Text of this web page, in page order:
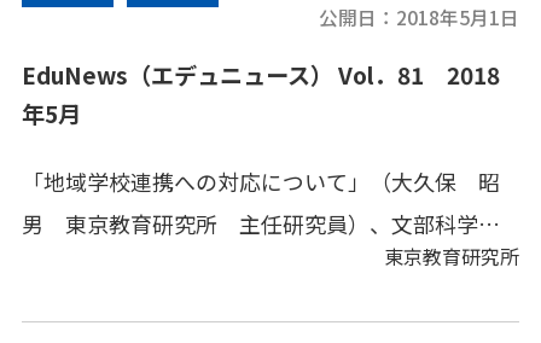
公開日： 2018年5月1日
EduNews（エデュニュース） Vol．81 2018
年5月
「地域学校連携への対応について」（大久保 昭
男 東京教育研究所 主任研究員）、文部科学省
情報、地方教育行政、その他の教育情報、教育キ
東京教育研究所